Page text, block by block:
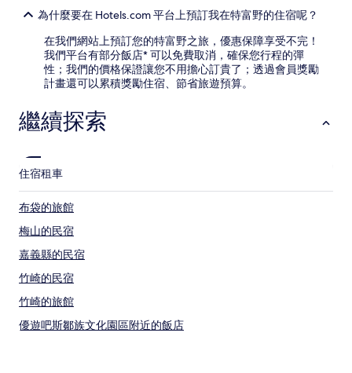
為什麼要在 Hotels.com 平台上預訂我在特富野的住宿呢？
在我們網站上預訂您的特富野之旅，優惠保障享受不完！
我們平台有部分飯店* 可以免費取消，確保您行程的彈
性；我們的價格保證讓您不用擔心訂貴了；透過會員獎勵
計畫還可以累積獎勵住宿、節省旅遊預算。
繼續探索
住宿租車
布袋的旅館
梅山的民宿
嘉義縣的民宿
竹崎的民宿
竹崎的旅館
優遊吧斯鄒族文化園區附近的飯店